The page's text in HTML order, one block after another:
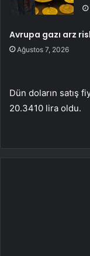
Avrupa gazı arz
Ağustos 7, 2026
Dün doların satış
20.3410 lira oldu.